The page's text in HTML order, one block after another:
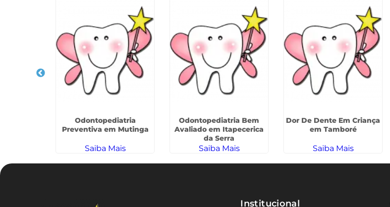
Odontopediatria
Preventiva em Mutinga
Saiba Mais
Odontopediatria Bem
Avaliado em Itapecerica
da Serra
Saiba Mais
Dor De Dente Em Criança
em Tamboré
Saiba Mais
Institucional